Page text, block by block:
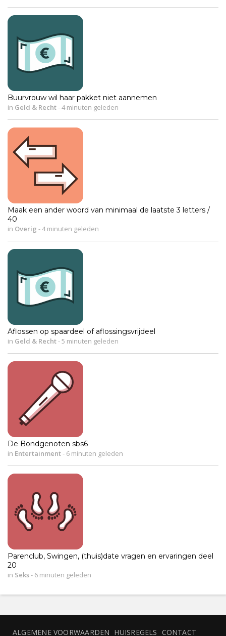
Buurvrouw wil haar pakket niet aannemen
in Geld & Recht-4 minuten geleden
Maak een ander woord van minimaal de laatste 3 letters /
40
in Overig -4 minuten geleden
Aflossen op spaardeel of aflossingsvrijdeel
in Geld & Recht-5 minuten geleden
De Bondgenoten sbs6
in Entertainment- 6 minuten geleden
Parenclub, Swingen, (thuis)date vragen en ervaringen deel
20
in Seks- 6 minuten geleden
ALGEMENE VOORWAARDEN HUISREGELS CONTACT